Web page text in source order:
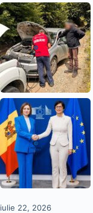
iulie 22, 2026